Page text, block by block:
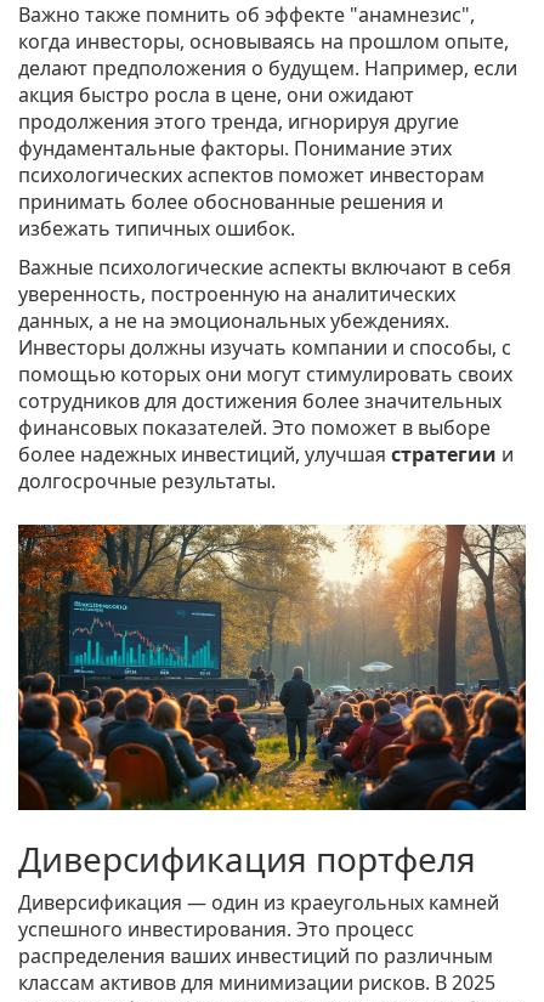
Важно также помнить об эффекте "анамнезис",
когда инвесторы, основываясь на прошлом опыте,
делают предположения о будущем. Например, если
акция быстро росла в цене, они ожидают
продолжения этого тренда, игнорируя другие
фундаментальные факторы. Понимание этих
психологических аспектов поможет инвесторам
принимать более обоснованные решения и
избежать типичных ошибок.
Важные психологические аспекты включают в себя
уверенность, построенную на аналитических
данных, а не на эмоциональных убеждениях.
Инвесторы должны изучать компании и способы, с
помощью которых они могут стимулировать своих
сотрудников для достижения более значительных
финансовых показателей. Это поможет в выборе
более надежных инвестиций, улучшая стратегии и
долгосрочные результаты.
Диверсификация портфеля
Диверсификация — один из краеугольных камней
успешного инвестирования. Это процесс
распределения ваших инвестиций по различным
классам активов для минимизации рисков. В 2025